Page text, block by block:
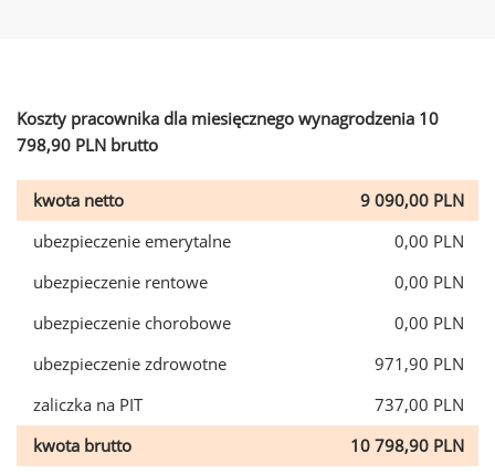
Koszty pracownika dla miesięcznego wynagrodzenia 10
798,90 PLN brutto
kwota netto
9 090,00 PLN
ubezpieczenie emerytalne
0,00 PLN
ubezpieczenie rentowe
0,00 PLN
ubezpieczenie chorobowe
0,00 PLN
ubezpieczenie zdrowotne
971,90 PLN
zaliczka na PIT
737,00 PLN
kwota brutto
10 798,90 PLN